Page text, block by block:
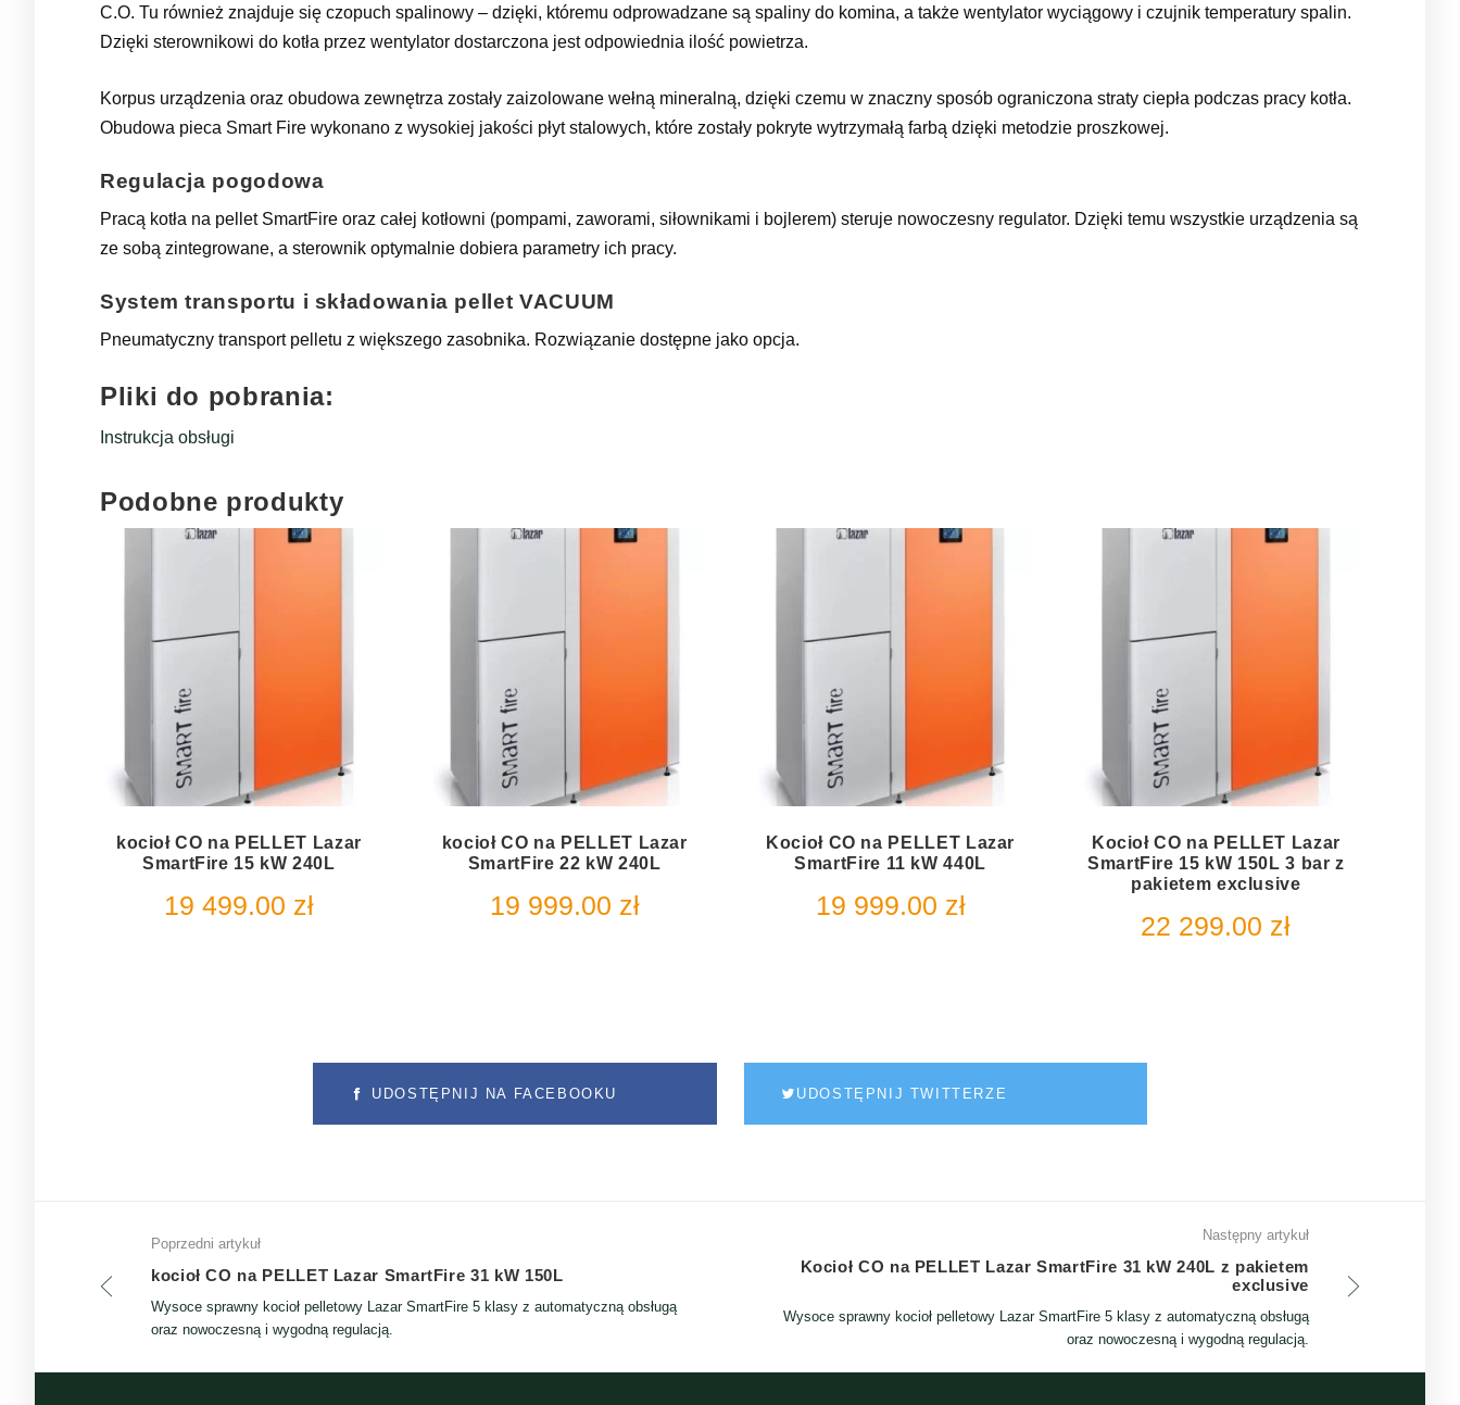
C.O. Tu również znajduje się czopuch spalinowy – dzięki, któremu odprowadzane są spaliny do komina, a także wentylator wyciągowy i czujnik temperatury spalin.
Dzięki sterownikowi do kotła przez wentylator dostarczona jest odpowiednia ilość powietrza.
Korpus urządzenia oraz obudowa zewnętrza zostały zaizolowane wełną mineralną, dzięki czemu w znaczny sposób ograniczona straty ciepła podczas pracy kotła.
Obudowa pieca Smart Fire wykonano z wysokiej jakości płyt stalowych, które zostały pokryte wytrzymałą farbą dzięki metodzie proszkowej.
Regulacja pogodowa
Pracą kotła na pellet SmartFire oraz całej kotłowni (pompami, zaworami, siłownikami i bojlerem) steruje nowoczesny regulator. Dzięki temu wszystkie urządzenia są
ze sobą zintegrowane, a sterownik optymalnie dobiera parametry ich pracy.
System transportu i składowania pellet VACUUM
Pneumatyczny transport pelletu z większego zasobnika. Rozwiązanie dostępne jako opcja.
Pliki do pobrania:
Instrukcja obsługi
Podobne produkty
kocioł CO na PELLET Lazar
SmartFire 15 kW 240L
19 499.00 zł
kocioł CO na PELLET Lazar
SmartFire 22 kW 240L
19 999.00 zł
Kocioł CO na PELLET Lazar
SmartFire 11 kW 440L
19 999.00 zł
Kocioł CO na PELLET Lazar
SmartFire 15 kW 150L 3 bar z
pakietem exclusive
22 299.00 zł
UDOSTĘPNIJ NA FACEBOOKU UDOSTĘPNIJ TWITTERZE
Poprzedni artykuł
kocioł CO na PELLET Lazar SmartFire 31 kW 150L
Wysoce sprawny kocioł pelletowy Lazar SmartFire 5 klasy z automatyczną obsługą
oraz nowoczesną i wygodną regulacją.
Następny artykuł
Kocioł CO na PELLET Lazar SmartFire 31 kW 240L z pakietem
exclusive
Wysoce sprawny kocioł pelletowy Lazar SmartFire 5 klasy z automatyczną obsługą
oraz nowoczesną i wygodną regulacją.